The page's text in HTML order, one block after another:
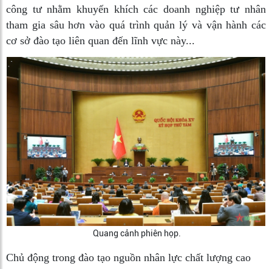
công tư nhằm khuyến khích các doanh nghiệp tư nhân
tham gia sâu hơn vào quá trình quản lý và vận hành các
cơ sở đào tạo liên quan đến lĩnh vực này...
Quang cảnh phiên họp.
Chủ động trong đào tạo nguồn nhân lực chất lượng cao